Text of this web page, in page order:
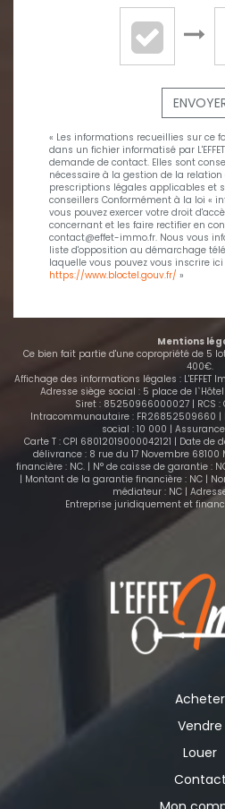
« Les informations recueillies sur ce
dans un fichier informatisé par
demande de contact. Elles sont
nécessaire à la gestion de la
prescriptions légales applicables et
conseillers Conformément à la loi «
vous pouvez exercer votre droit
concernant et les faire rectifier en
contact@effet-immo.fr. Nous vous
liste d'opposition au démarchage
laquelle vous pouvez vous inscrire ici
https://www.bloctel.gouv.fr/ »
Mentions
Ce bien fait partie d'une copropriété de 5
400€.
Affichage des informations légales : L'EFFET
Adresse siège social : 5 place de
Siret : 85250966000027 | RCS :
Intracommunautaire : FR26852509660 |
social : 10 000 | Assurance
Carte T : CPI 68012019000042121 | Date
délivrance : 8 rue du 17 Novembre 68100
financière : NC. | N° de caisse de garantie :
| Montant de la garantie financière : NC |
médiateur : NC |
Entreprise juridiquement et
Acheter
Vendre
Louer
Contact